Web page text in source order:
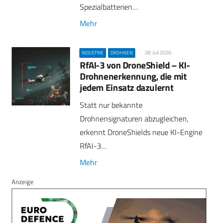
Spezialbatterien…
Mehr
INDUSTRIE DROHNEN 28. Juli 2026
RfAI-3 von DroneShield – KI-
Drohnenerkennung, die mit
jedem Einsatz dazulernt
Statt nur bekannte
Drohnensignaturen abzugleichen,
erkennt DroneShields neue KI-Engine
RfAI-3…
Mehr
Anzeige